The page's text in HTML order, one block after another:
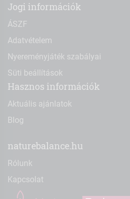
Jogi információk
ÁSZF
Adatvételem
Nyereményjáték szabályai
Süti beállítások
Hasznos információk
Aktuális ajánlatok
Blog
naturebalance.hu
Rólunk
Kapcsolat